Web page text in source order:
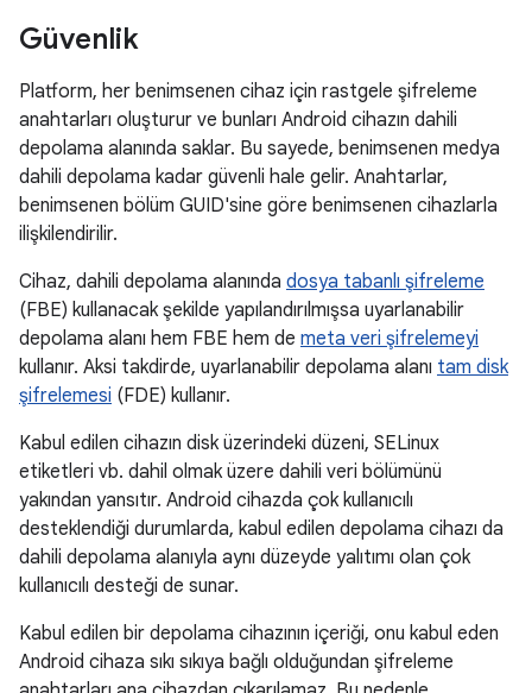
Güvenlik
Platform, her benimsenen cihaz için rastgele şifreleme
anahtarları oluşturur ve bunları Android cihazın dahili
depolama alanında saklar. Bu sayede, benimsenen medya
dahili depolama kadar güvenli hale gelir. Anahtarlar,
benimsenen bölüm GUID'sine göre benimsenen cihazlarla
ilişkilendirilir.
Cihaz, dahili depolama alanında dosya tabanlı şifreleme
(FBE) kullanacak şekilde yapılandırılmışsa uyarlanabilir
depolama alanı hem FBE hem de meta veri şifrelemeyi
kullanır. Aksi takdirde, uyarlanabilir depolama alanı tam disk
şifrelemesi (FDE) kullanır.
Kabul edilen cihazın disk üzerindeki düzeni, SELinux
etiketleri vb. dahil olmak üzere dahili veri bölümünü
yakından yansıtır. Android cihazda çok kullanıcılı
desteklendiği durumlarda, kabul edilen depolama cihazı da
dahili depolama alanıyla aynı düzeyde yalıtımı olan çok
kullanıcılı desteği de sunar.
Kabul edilen bir depolama cihazının içeriği, onu kabul eden
Android cihaza sıkı sıkıya bağlı olduğundan şifreleme